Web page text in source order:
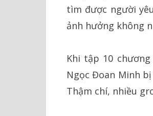
tìm được người
ảnh hưởng không
Khi tập 10
Ngọc Đoan Minh
Thậm chí, nhiều